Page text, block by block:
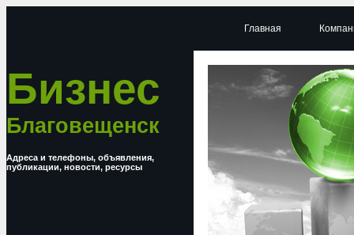
Бизнес
Благовещенск
Адреса и телефоны, объявления,
публикации, новости, ресурсы
Главная